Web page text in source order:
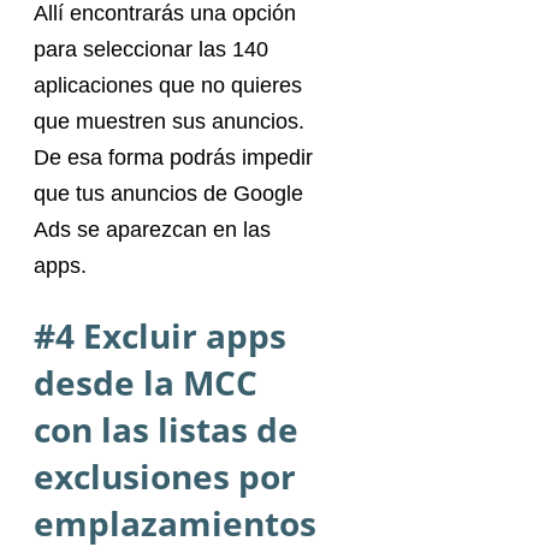
Allí encontrarás una opción
para seleccionar las 140
aplicaciones que no quieres
que muestren sus anuncios.
De esa forma podrás impedir
que tus anuncios de Google
Ads se aparezcan en las
apps.
#4 Excluir apps
desde la MCC
con las listas de
exclusiones por
emplazamientos